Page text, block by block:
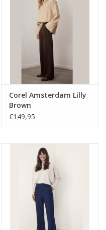
Corel Amsterdam Lilly
Brown
€149,95